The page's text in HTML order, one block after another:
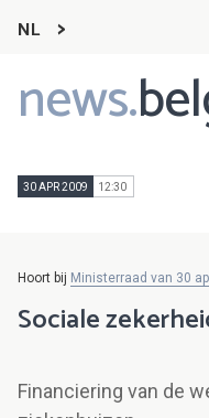
NL
news.
Main
navigation
30 APR 2009 12:30
Hoort bij Ministerraad van 30
Sociale
Financiering van de